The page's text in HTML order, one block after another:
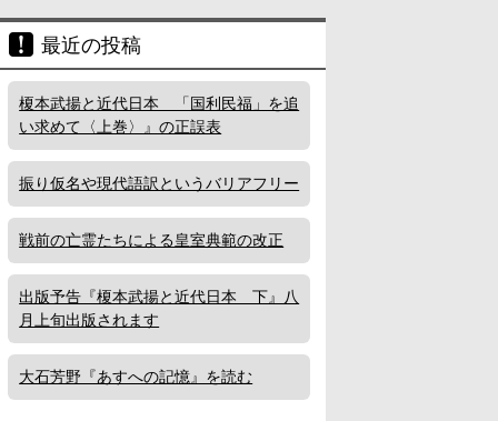
最近の投稿
榎本武揚と近代日本 「国利民福」を追
い求めて〈上巻〉』の正誤表
振り仮名や現代語訳というバリアフリー
戦前の亡霊たちによる皇室典範の改正
出版予告『榎本武揚と近代日本 下』八
月上旬出版されます
大石芳野『あすへの記憶』を読む